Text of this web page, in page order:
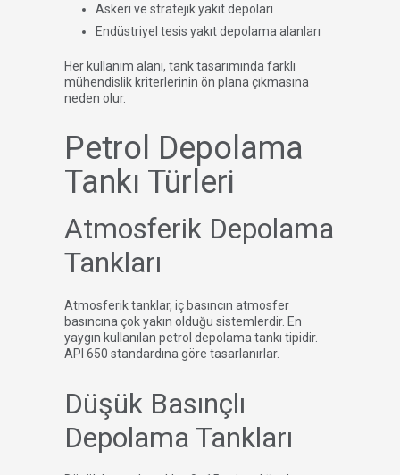
Askeri ve stratejik yakıt depoları
Endüstriyel tesis yakıt depolama alanları
Her kullanım alanı, tank tasarımında farklı
mühendislik kriterlerinin ön plana çıkmasına
neden olur.
Petrol Depolama
Tankı Türleri
Atmosferik Depolama
Tankları
Atmosferik tanklar, iç basıncın atmosfer
basıncına çok yakın olduğu sistemlerdir. En
yaygın kullanılan petrol depolama tankı tipidir.
API 650 standardına göre tasarlanırlar.
Düşük Basınçlı
Depolama Tankları